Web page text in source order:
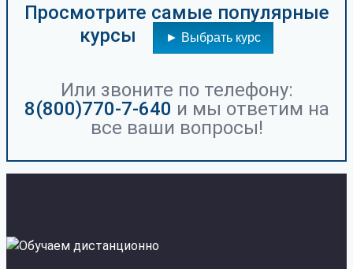
Просмотрите самые популярные
курсы
► Выбрать курс
Или звоните по телефону:
8(800)770-7-640 и мы ответим на
все ваши вопросы!